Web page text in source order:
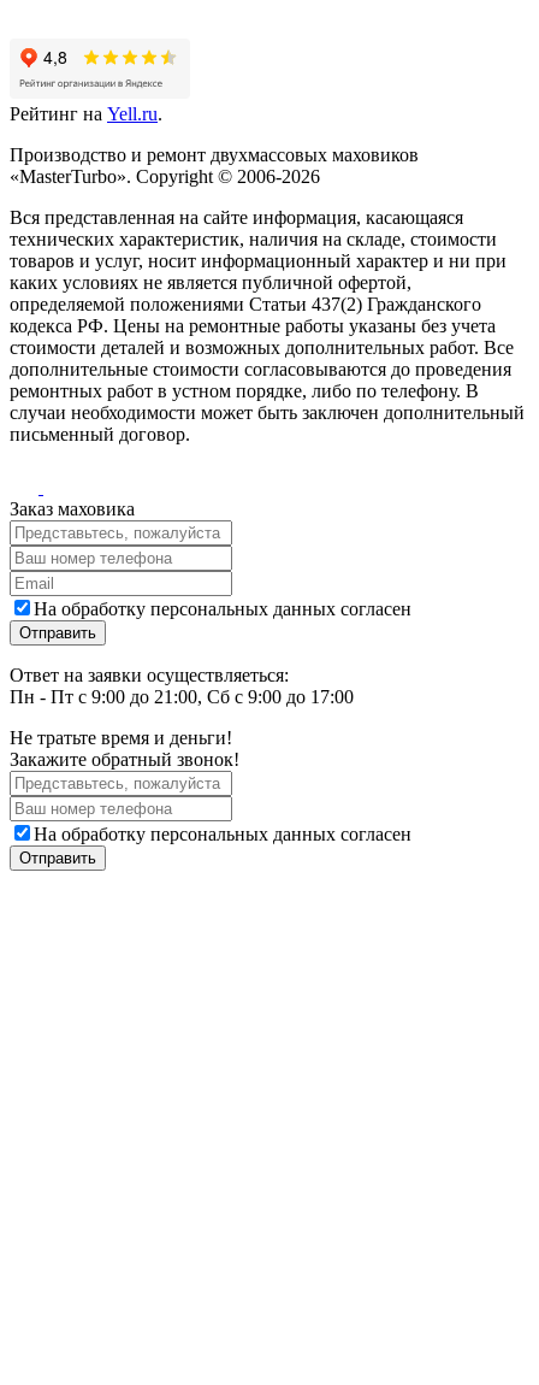
Рейтинг на Yell.ru.
Производство и ремонт двухмассовых маховиков
«MasterTurbo». Copyright © 2006-2026
Вся представленная на сайте информация, касающаяся
технических характеристик, наличия на складе, стоимости
товаров и услуг, носит информационный характер и ни при
каких условиях не является публичной офертой,
определяемой положениями Статьи 437(2) Гражданского
кодекса РФ. Цены на ремонтные работы указаны без учета
стоимости деталей и возможных дополнительных работ. Все
дополнительные стоимости согласовываются до проведения
ремонтных работ в устном порядке, либо по телефону. В
случаи необходимости может быть заключен дополнительный
письменный договор.
Заказ маховика
На обработку персональных данных согласен
Ответ на заявки осуществляеться:
Пн - Пт с 9:00 до 21:00, Сб с 9:00 до 17:00
Не тратьте время и деньги!
Закажите обратный звонок!
На обработку персональных данных согласен